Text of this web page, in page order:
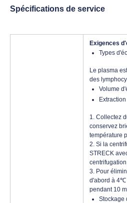
Spécifications de service
Exigences
Types
Le plasma
des
Volume
1. Collectez
conservez
température
2. Si la
STRECK
3. Pour
d'abord à 4℃
pendant 10
Stockage